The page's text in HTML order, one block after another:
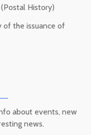
History)
of the issuance of
about events, new
news.